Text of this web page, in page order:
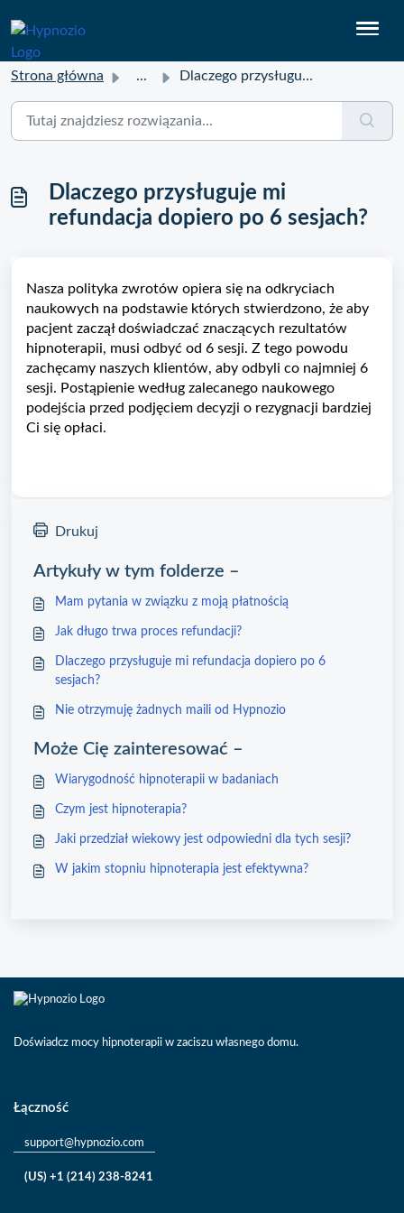
Strona główna ... Dlaczego przysługuje mi refundacja dopiero po 6 sesjach?
Dlaczego przysługuje mi
refundacja dopiero po 6 sesjach?
Nasza polityka zwrotów opiera się na odkryciach
naukowych na podstawie których stwierdzono, że aby
pacjent zaczął doświadczać znaczących rezultatów
hipnoterapii, musi odbyć od 6 sesji. Z tego powodu
zachęcamy naszych klientów, aby odbyli co najmniej 6
sesji. Postąpienie według zalecanego naukowego
podejścia przed podjęciem decyzji o rezygnacji bardziej
Ci się opłaci.
Drukuj
Artykuły w tym folderze –
Mam pytania w związku z moją płatnością
Jak długo trwa proces refundacji?
Dlaczego przysługuje mi refundacja dopiero po 6
sesjach?
Nie otrzymuję żadnych maili od Hypnozio
Może Cię zainteresować –
Wiarygodność hipnoterapii w badaniach
Czym jest hipnoterapia?
Jaki przedział wiekowy jest odpowiedni dla tych sesji?
W jakim stopniu hipnoterapia jest efektywna?
Doświadcz mocy hipnoterapii w zaciszu własnego domu.
Łączność
support@hypnozio.com
(US) +1 (214) 238-8241